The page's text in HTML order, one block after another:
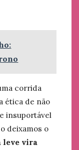
corrida
ética de não
insuportável
deixamos o
leve vira